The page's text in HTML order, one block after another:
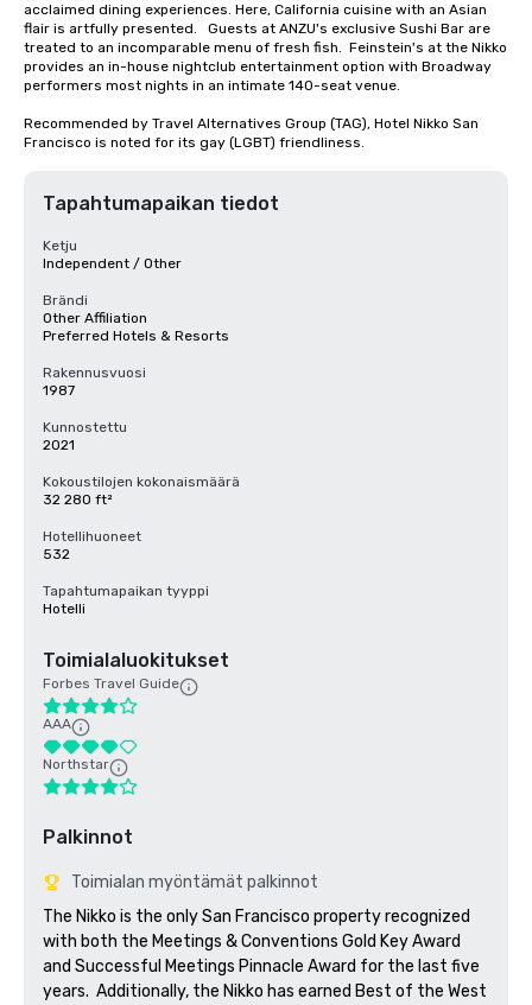
acclaimed dining experiences. Here, California cuisine with an Asian
flair is artfully presented.   Guests at ANZU's exclusive Sushi Bar are
treated to an incomparable menu of fresh fish.  Feinstein's at the Nikko
provides an in-house nightclub entertainment option with Broadway
performers most nights in an intimate 140-seat venue.
Recommended by Travel Alternatives Group (TAG), Hotel Nikko San
Francisco is noted for its gay (LGBT) friendliness.
Tapahtumapaikan tiedot
Ketju
Independent / Other
Brändi
Other Affiliation
Preferred Hotels & Resorts
Rakennusvuosi
1987
Kunnostettu
2021
Kokoustilojen kokonaismäärä
32 280 ft²
Hotellihuoneet
532
Tapahtumapaikan tyyppi
Hotelli
Toimialaluokitukset
Forbes Travel Guide
AAA
Northstar
Palkinnot
Toimialan myöntämät palkinnot
The Nikko is the only San Francisco property recognized
with both the Meetings & Conventions Gold Key Award
and Successful Meetings Pinnacle Award for the last five
years.  Additionally, the Nikko has earned Best of the West